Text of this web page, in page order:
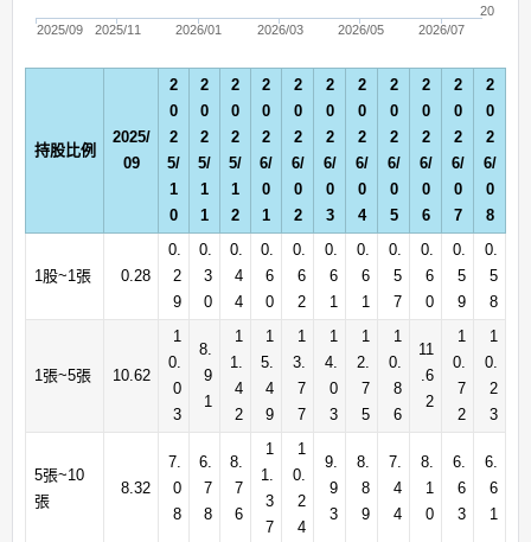
2025/09 2025/11 2026/01 2026/03 2026/05 2026/07
20
持股比例
2025/
09
2
0
2
5/
1
0
2
0
2
5/
1
1
2
0
2
5/
1
2
2
0
2
6/
0
1
2
0
2
6/
0
2
2
0
2
6/
0
3
2
0
2
6/
0
4
2
0
2
6/
0
5
2
0
2
6/
0
6
2
0
2
6/
0
7
2
0
2
6/
0
8
1股~1張 0.28
0.
2
9
0.
3
0
0.
4
4
0.
6
0
0.
6
2
0.
6
1
0.
6
1
0.
5
7
0.
6
0
0.
5
9
0.
5
8
1張~5張 10.62
1
0.
0
3
8.
9
1
1
1.
4
2
1
5.
4
9
1
3.
7
7
1
4.
0
3
1
2.
7
5
1
0.
8
6
11
.6
2
1
0.
7
2
1
0.
2
3
5張~10
張
8.32
7.
0
8
6.
7
8
8.
7
6
1
1.
3
7
1
0.
2
4
9.
9
3
8.
8
9
7.
4
4
8.
1
0
6.
6
3
6.
6
1